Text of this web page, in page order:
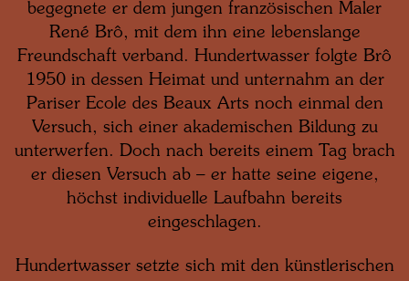
begegnete er dem jungen französischen Maler
René Brô, mit dem ihn eine lebenslange
Freundschaft verband. Hundertwasser folgte Brô
1950 in dessen Heimat und unternahm an der
Pariser Ecole des Beaux Arts noch einmal den
Versuch, sich einer akademischen Bildung zu
unterwerfen. Doch nach bereits einem Tag brach
er diesen Versuch ab – er hatte seine eigene,
höchst individuelle Laufbahn bereits
eingeschlagen.
Hundertwasser setzte sich mit den künstlerischen